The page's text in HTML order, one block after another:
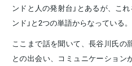
ンドと人の発射台」とあるが、これ
ンド」と2つの単語からなっている。
ここまで話を聞いて、長谷川氏の
との出会い、コミュニケーション